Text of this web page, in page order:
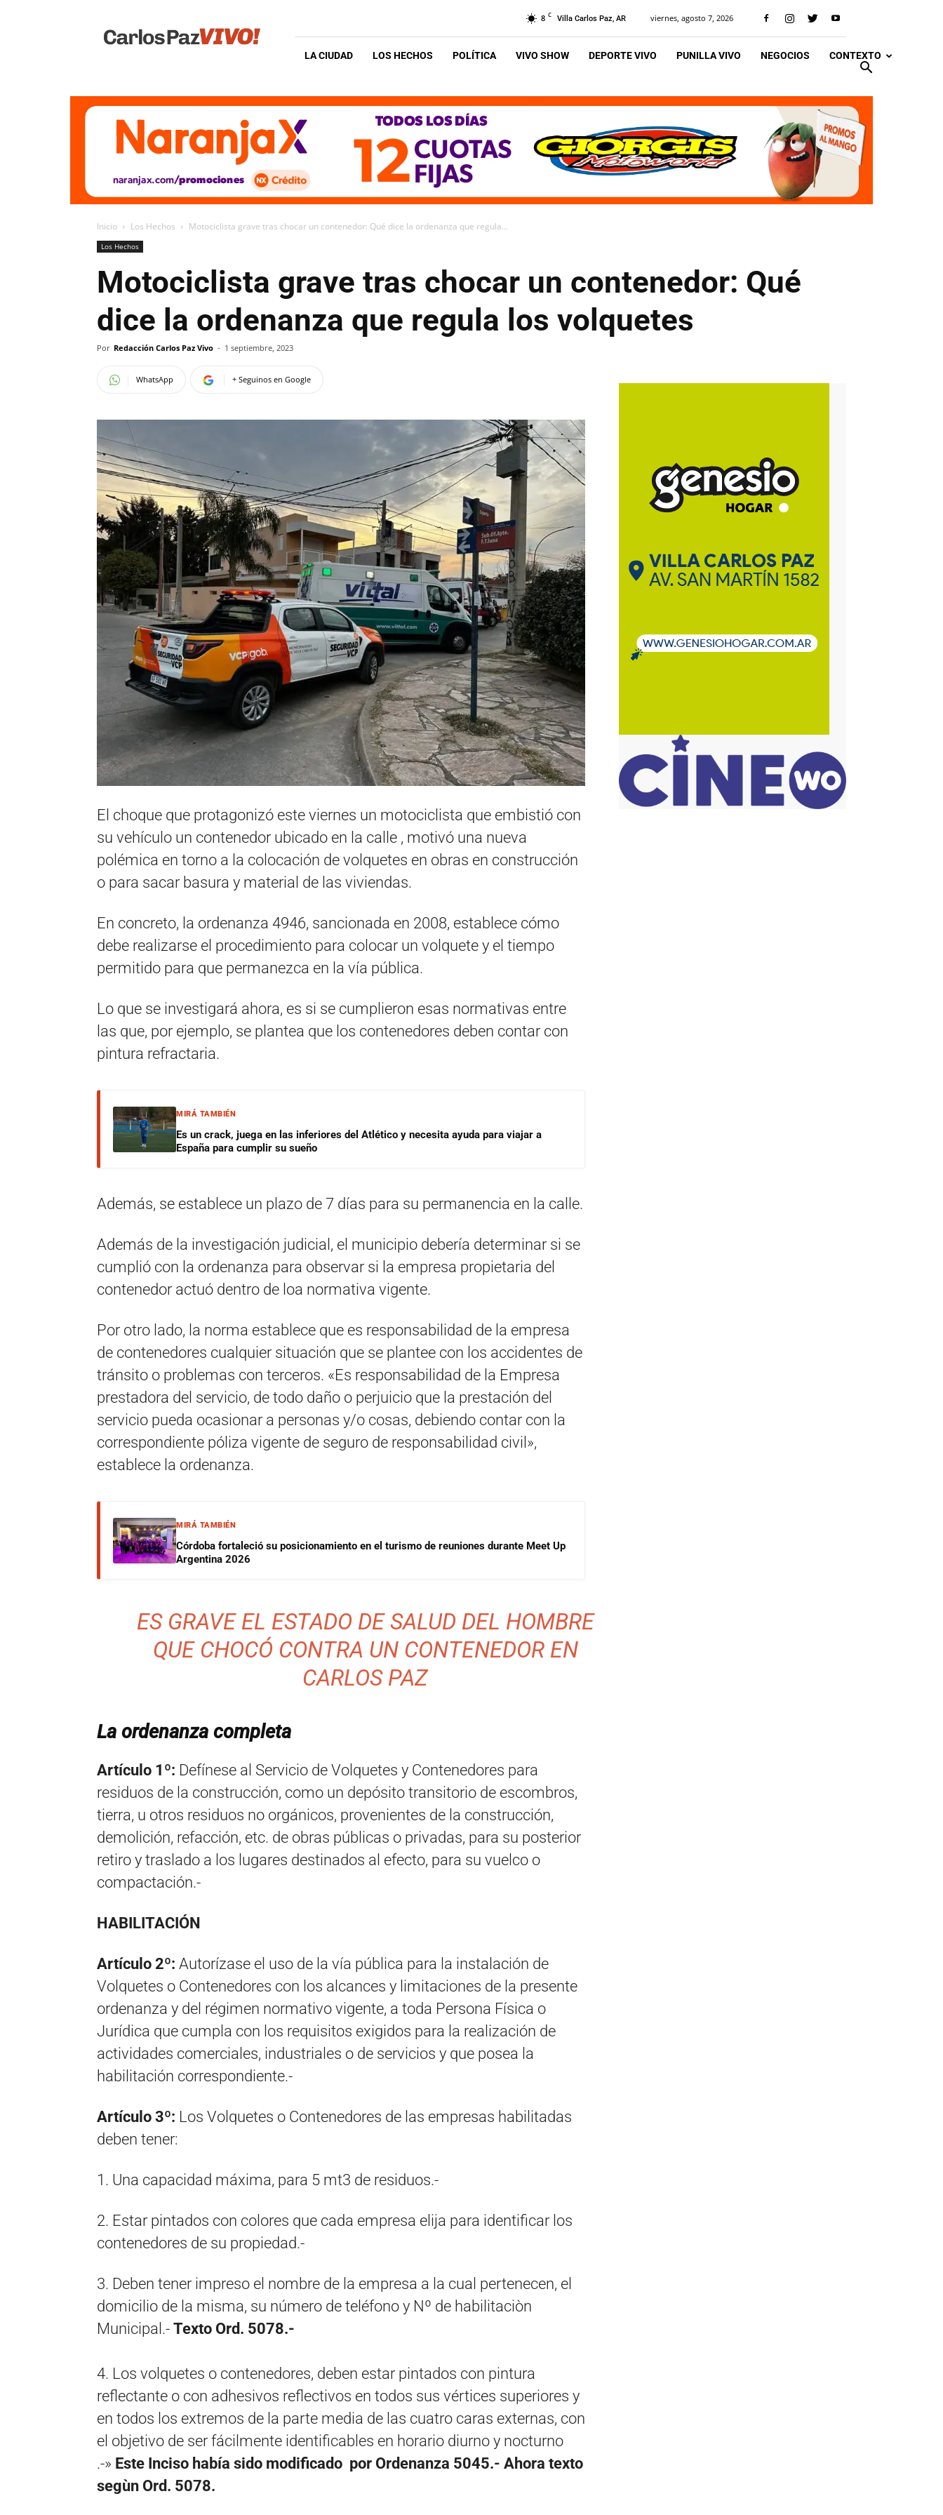
Vivo
8 C Villa Carlos Paz, AR viernes, agosto 7, 2026
LA CIUDAD LOS HECHOS POLÍTICA VIVO SHOW DEPORTE VIVO PUNILLA VIVO NEGOCIOS CONTEXTO
Inicio Los Hechos Motociclista grave tras chocar un contenedor: Qué dice la ordenanza que regula...
Los Hechos
Motociclista grave tras chocar un contenedor: Qué
dice la ordenanza que regula los volquetes
Por Redacción Carlos Paz Vivo - 1 septiembre, 2023
WhatsApp + Seguinos en Google
El choque que protagonizó este viernes un motociclista que embistió con
su vehículo un contenedor ubicado en la calle , motivó una nueva
polémica en torno a la colocación de volquetes en obras en construcción
o para sacar basura y material de las viviendas.
En concreto, la ordenanza 4946, sancionada en 2008, establece cómo
debe realizarse el procedimiento para colocar un volquete y el tiempo
permitido para que permanezca en la vía pública.
Lo que se investigará ahora, es si se cumplieron esas normativas entre
las que, por ejemplo, se plantea que los contenedores deben contar con
pintura refractaria.
MIRÁ TAMBIÉN
Es un crack, juega en las inferiores del Atlético y necesita ayuda para viajar a
España para cumplir su sueño
Además, se establece un plazo de 7 días para su permanencia en la calle.
Además de la investigación judicial, el municipio debería determinar si se
cumplió con la ordenanza para observar si la empresa propietaria del
contenedor actuó dentro de loa normativa vigente.
Por otro lado, la norma establece que es responsabilidad de la empresa
de contenedores cualquier situación que se plantee con los accidentes de
tránsito o problemas con terceros. «Es responsabilidad de la Empresa
prestadora del servicio, de todo daño o perjuicio que la prestación del
servicio pueda ocasionar a personas y/o cosas, debiendo contar con la
correspondiente póliza vigente de seguro de responsabilidad civil»,
establece la ordenanza.
MIRÁ TAMBIÉN
Córdoba fortaleció su posicionamiento en el turismo de reuniones durante Meet Up
Argentina 2026
ES GRAVE EL ESTADO DE SALUD DEL HOMBRE
QUE CHOCÓ CONTRA UN CONTENEDOR EN
CARLOS PAZ
La ordenanza completa
Artículo 1º: Defínese al Servicio de Volquetes y Contenedores para
residuos de la construcción, como un depósito transitorio de escombros,
tierra, u otros residuos no orgánicos, provenientes de la construcción,
demolición, refacción, etc. de obras públicas o privadas, para su posterior
retiro y traslado a los lugares destinados al efecto, para su vuelco o
compactación.-
HABILITACIÓN
Artículo 2º: Autorízase el uso de la vía pública para la instalación de
Volquetes o Contenedores con los alcances y limitaciones de la presente
ordenanza y del régimen normativo vigente, a toda Persona Física o
Jurídica que cumpla con los requisitos exigidos para la realización de
actividades comerciales, industriales o de servicios y que posea la
habilitación correspondiente.-
Artículo 3º: Los Volquetes o Contenedores de las empresas habilitadas
deben tener:
1. Una capacidad máxima, para 5 mt3 de residuos.-
2. Estar pintados con colores que cada empresa elija para identificar los
contenedores de su propiedad.-
3. Deben tener impreso el nombre de la empresa a la cual pertenecen, el
domicilio de la misma, su número de teléfono y Nº de habilitaciòn
Municipal.- Texto Ord. 5078.-
4. Los volquetes o contenedores, deben estar pintados con pintura
reflectante o con adhesivos reflectivos en todos sus vértices superiores y
en todos los extremos de la parte media de las cuatro caras externas, con
el objetivo de ser fácilmente identificables en horario diurno y nocturno
.-» Este Inciso había sido modificado por Ordenanza 5045.- Ahora texto
segùn Ord. 5078.